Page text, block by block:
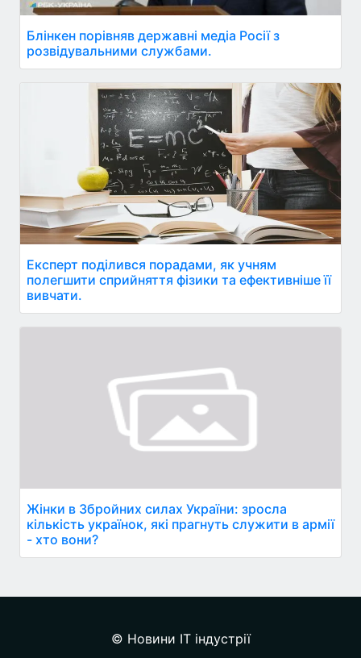
Блінкен порівняв державні медіа Росії з
розвідувальними службами.
Експерт поділився порадами, як учням
полегшити сприйняття фізики та ефективніше її
вивчати.
Жінки в Збройних силах України: зросла
кількість українок, які прагнуть служити в армії
- хто вони?
© Новини IT індустрії